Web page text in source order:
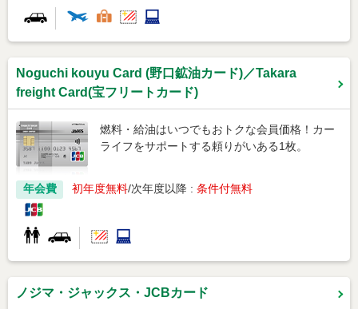
Noguchi kouyu Card (野口鉱油カード)／Takara
freight Card(宝フリートカード)
燃料・給油はいつでもおトクな会員価格！カー
ライフをサポートする頼りがいある1枚。
年会費 初年度無料 次年度以降 : 条件付無料
ノジマ・ジャックス・JCBカード